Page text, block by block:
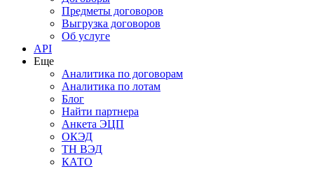
Предметы договоров
Выгрузка договоров
Об услуге
API
Еще
Аналитика по договорам
Аналитика по лотам
Блог
Найти партнера
Анкета ЭЦП
ОКЭД
ТН ВЭД
КАТО